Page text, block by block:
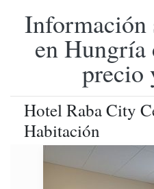
Información
en Hungría
precio
Hotel Raba City
Habitación